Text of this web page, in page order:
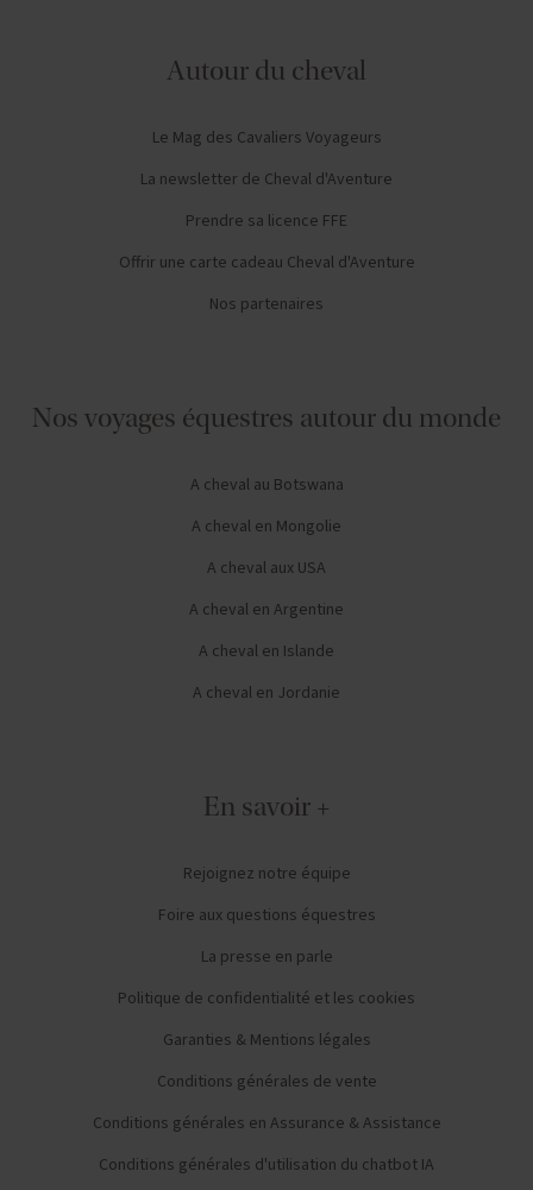
Autour du cheval
Le Mag des Cavaliers Voyageurs
La newsletter de Cheval d'Aventure
Prendre sa licence FFE
Offrir une carte cadeau Cheval d'Aventure
Nos partenaires
Nos voyages équestres autour du monde
A cheval au Botswana
A cheval en Mongolie
A cheval aux USA
A cheval en Argentine
A cheval en Islande
A cheval en Jordanie
En savoir +
Rejoignez notre équipe
Foire aux questions équestres
La presse en parle
Politique de confidentialité et les cookies
Garanties & Mentions légales
Conditions générales de vente
Conditions générales en Assurance & Assistance
Conditions générales d'utilisation du chatbot IA